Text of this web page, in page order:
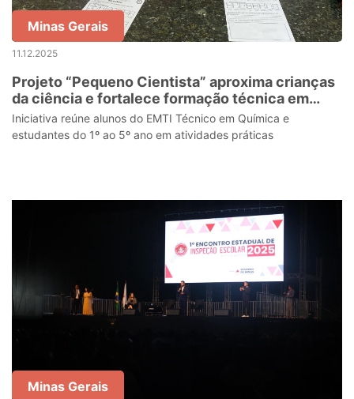
Minas Gerais
11.12.2025
Projeto “Pequeno Cientista” aproxima crianças
da ciência e fortalece formação técnica em
escola estadual
Iniciativa reúne alunos do EMTI Técnico em Química e
estudantes do 1º ao 5º ano em atividades práticas
Minas Gerais